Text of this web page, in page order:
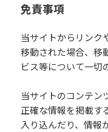
免責事項
当サイトからリンク
移動された場合、移
ビス等について一切
当サイトのコンテン
正確な情報を掲載す
入り込んだり、情報